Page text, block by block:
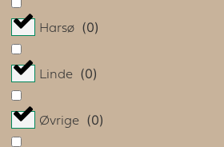
Harsø (0)
Linde (0)
Øvrige (0)